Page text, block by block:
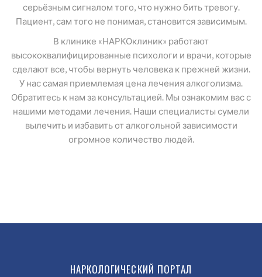
серьёзным сигналом того, что нужно бить тревогу.
Пациент, сам того не понимая, становится зависимым.
В клинике «НАРКОклиник» работают
высококвалифицированные психологи и врачи, которые
сделают все, чтобы вернуть человека к прежней жизни.
У нас самая приемлемая цена лечения алкоголизма.
Обратитесь к нам за консультацией. Мы ознакомим вас с
нашими методами лечения. Наши специалисты сумели
вылечить и избавить от алкогольной зависимости
огромное количество людей.
НАРКОЛОГИЧЕСКИЙ ПОРТАЛ